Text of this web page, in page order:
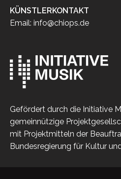
KÜNSTLERKONTAKT
Email: info@chiops.de
Gefördert durch die Initiative
gemeinnützige
mit Projektmitteln der
Bundesregierung für Kultur